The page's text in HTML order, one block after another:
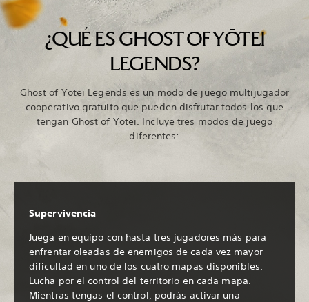
¿QUÉ ES GHOST OF YŌTEI
LEGENDS?
Ghost of Yōtei Legends es un modo de juego multijugador
cooperativo gratuito que pueden disfrutar todos los que
tengan Ghost of Yōtei. Incluye tres modos de juego
diferentes:
Supervivencia
Juega en equipo con hasta tres jugadores más para
enfrentar oleadas de enemigos de cada vez mayor
dificultad en uno de los cuatro mapas disponibles.
Lucha por el control del territorio en cada mapa.
Mientras tengas el control, podrás activar una